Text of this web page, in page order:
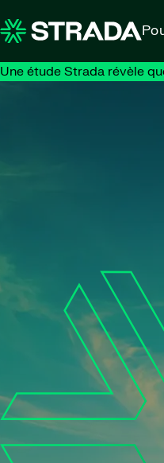
Une étude Strada révèle